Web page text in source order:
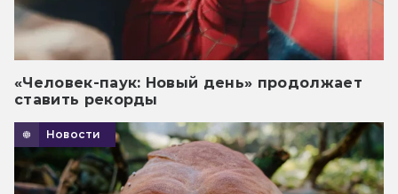
«Человек-паук: Новый день» продолжает
ставить рекорды
Новости